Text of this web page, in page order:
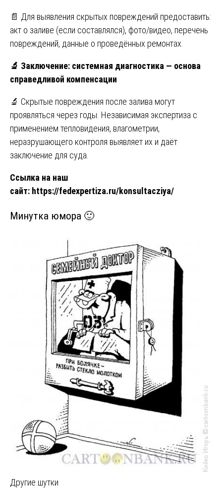
📄 Для выявления скрытых повреждений предоставить:
акт о заливе (если составлялся), фото/видео, перечень
повреждений, данные о проведённых ремонтах.
🔬 Заключение: системная диагностика — основа
справедливой компенсации
🔬 Скрытые повреждения после залива могут
проявляться через годы. Независимая экспертиза с
применением тепловидения, влагометрии,
неразрушающего контроля выявляет их и даёт
заключение для суда.
Ссылка на наш
сайт: https://fedexpertiza.ru/konsultacziya/
Минутка юмора 🙂
Другие шутки